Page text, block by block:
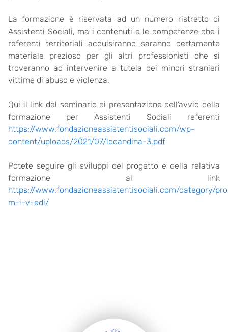
La formazione è riservata ad un numero ristretto di
Assistenti Sociali, ma i contenuti e le competenze che i
referenti territoriali acquisiranno saranno certamente
materiale prezioso per gli altri professionisti che si
troveranno ad intervenire a tutela dei minori stranieri
vittime di abuso e violenza.
Qui il link del seminario di presentazione dell’avvio della
formazione per Assistenti Sociali referenti
https://www.fondazioneassistentisociali.com/wp-
content/uploads/2021/07/locandina-3.pdf
Potete seguire gli sviluppi del progetto e della relativa
formazione al link
https://www.fondazioneassistentisociali.com/category/
m-i-v-edi/